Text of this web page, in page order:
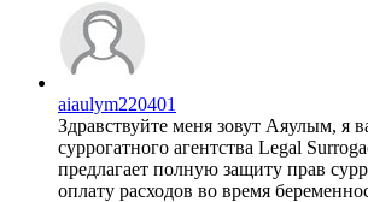
aiaulym220401
Здравствуйте меня зовут Аяулым, я
суррогатного агентства Legal
предлагает полную защиту прав
оплату расходов во время